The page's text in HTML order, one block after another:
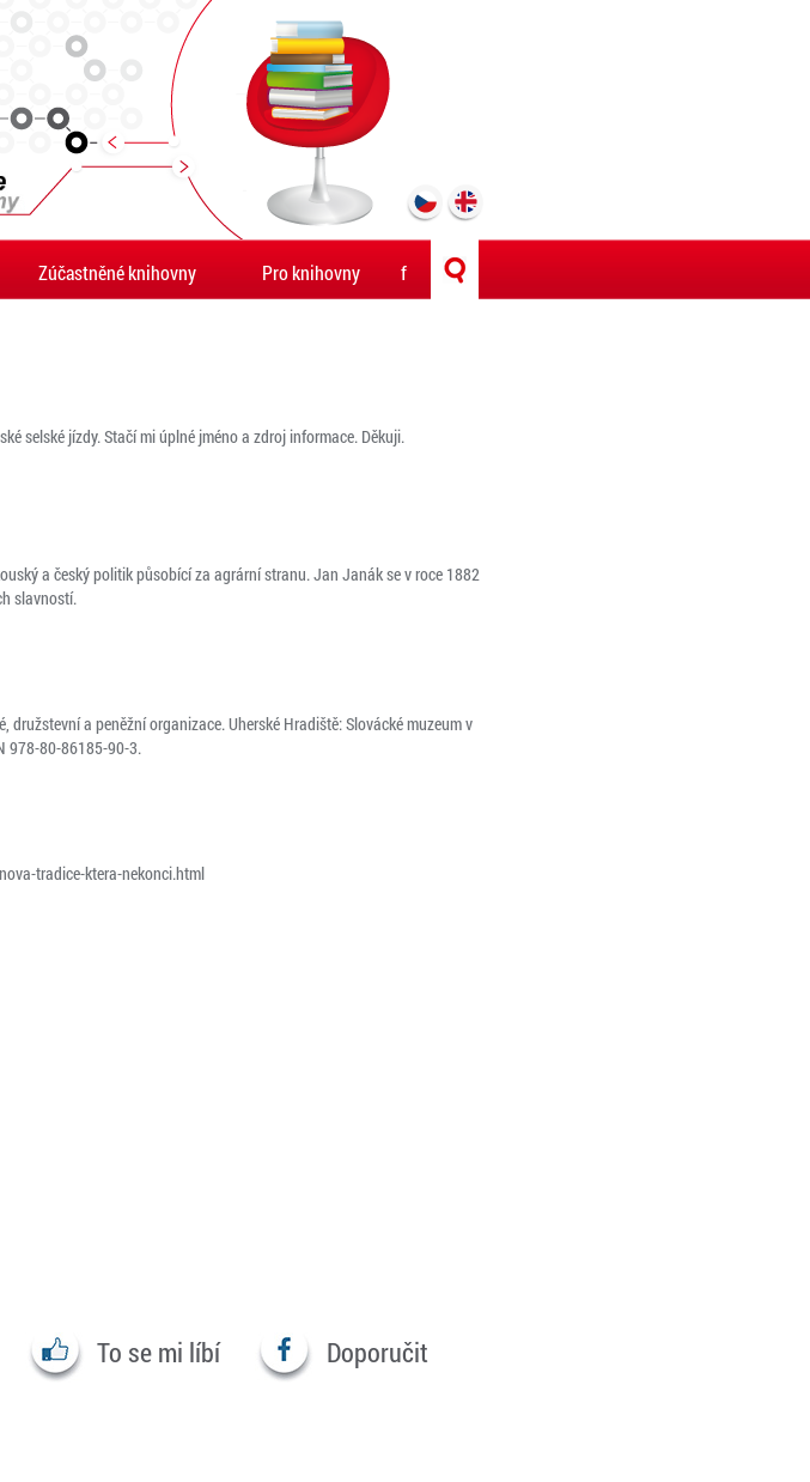
Zúčastněné knihovny Pro knihovny f
selské jízdy. Stačí mi úplné jméno a zdroj informace. Děkuji.
a český politik působící za agrární stranu. Jan Janák se v roce 1882
slavností.
družstevní a peněžní organizace. Uherské Hradiště: Slovácké muzeum v
978-80-86185-90-3.
tradice-ktera-nekonci.html
To se mi líbí Doporučit